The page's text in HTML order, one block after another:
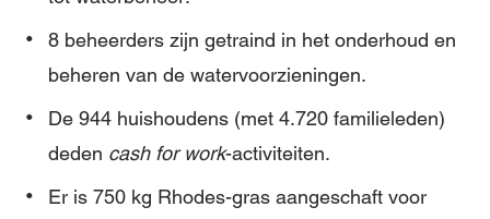
8 beheerders zijn getraind in het onderhoud en
beheren van de watervoorzieningen.
De 944 huishoudens (met 4.720 familieleden)
deden cash for work-activiteiten.
Er is 750 kg Rhodes-gras aangeschaft voor